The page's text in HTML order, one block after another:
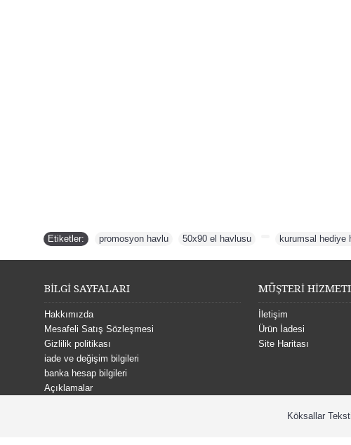
Etiketler: promosyon havlu 50x90 el havlusu kurumsal hediye
BİLGİ SAYFALARI
Hakkımızda
Mesafeli Satış Sözleşmesi
Gizlilik politikası
iade ve değişim bilgileri
banka hesap bilgileri
Açıklamalar
MÜŞTERİ
İletişim
Ürün İadesi
Site Haritası
Köksallar